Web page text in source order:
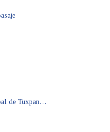
de Tuxpan…